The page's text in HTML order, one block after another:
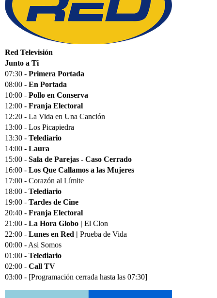
Red Televisión
Junto a Ti
07:30 - Primera Portada
08:00 - En Portada
10:00 - Pollo en Conserva
12:00 - Franja Electoral
12:20 - La Vida en Una Canción
13:00 - Los Picapiedra
13:30 - Telediario
14:00 - Laura
15:00 - Sala de Parejas - Caso Cerrado
16:00 - Los Que Callamos a las Mujeres
17:00 - Corazón al Límite
18:00 - Telediario
19:00 - Tardes de Cine
20:40 - Franja Electoral
21:00 - La Hora Globo | El Clon
22:00 - Lunes en Red | Prueba de Vida
00:00 - Asi Somos
01:00 - Telediario
02:00 - Call TV
03:00 - [Programación cerrada hasta las 07:30]